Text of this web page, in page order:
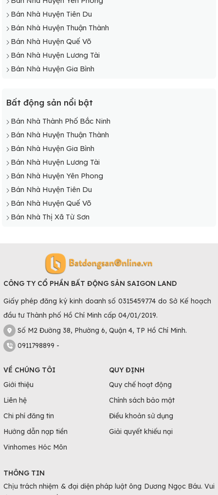
Bán Nhà Huyện Tiên Du
Bán Nhà Huyện Thuận Thành
Bán Nhà Huyện Quế Võ
Bán Nhà Huyện Lương Tài
Bán Nhà Huyện Gia Bình
Bất động sản nổi bật
Bán Nhà Thành Phố Bắc Ninh
Bán Nhà Huyện Thuận Thành
Bán Nhà Huyện Gia Bình
Bán Nhà Huyện Lương Tài
Bán Nhà Huyện Yên Phong
Bán Nhà Huyện Tiên Du
Bán Nhà Huyện Quế Võ
Bán Nhà Thị Xã Từ Sơn
CÔNG TY CỔ PHẦN BẤT ĐỘNG SẢN SAIGON LAND
Giấy phép đăng ký kinh doanh số 0315459774 do Sở Kế hoạch
đầu tư Thành phố Hồ Chí Minh cấp 04/01/2019.
Số M2 Đường 38, Phường 6, Quận 4, TP Hồ Chí Minh.
0911798899 -
VỀ CHÚNG TÔI
Giới thiệu
Liên hệ
Chi phí đăng tin
Hướng dẫn nạp tiền
Vinhomes Hóc Môn
QUY ĐỊNH
Quy chế hoạt động
Chính sách bảo mật
Điều khoản sử dụng
Giải quyết khiếu nại
THÔNG TIN
Chịu trách nhiệm & đại diện pháp luật ông Dương Ngọc Báu. Vui